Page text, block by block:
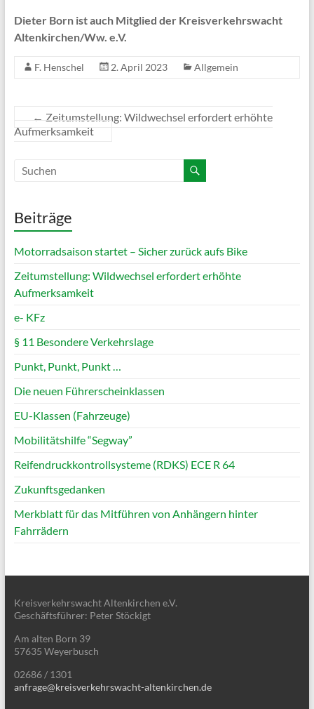
Dieter Born ist auch Mitglied der Kreisverkehrswacht
Altenkirchen/Ww. e.V.
F. Henschel 2. April 2023 Allgemein
← Zeitumstellung: Wildwechsel erfordert erhöhte
Aufmerksamkeit
Beiträge
Motorradsaison startet – Sicher zurück aufs Bike
Zeitumstellung: Wildwechsel erfordert erhöhte
Aufmerksamkeit
e- KFz
§ 11 Besondere Verkehrslage
Punkt, Punkt, Punkt …
Die neuen Führerscheinklassen
EU-Klassen (Fahrzeuge)
Mobilitätshilfe “Segway”
Reifendruckkontrollsysteme (RDKS) ECE R 64
Zukunftsgedanken
Merkblatt für das Mitführen von Anhängern hinter
Fahrrädern
Kreisverkehrswacht Altenkirchen e.V.
Geschäftsführer: Peter Stöckigt
Am alten Born 39
57635 Weyerbusch
02686 / 1301
anfrage@kreisverkehrswacht-altenkirchen.de